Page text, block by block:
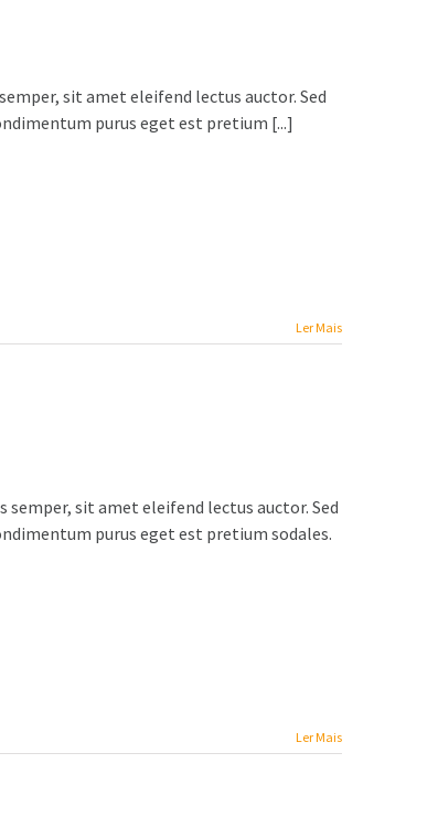
sit amet eleifend lectus auctor. Sed
purus eget est pretium [...]
Ler Mais
sit amet eleifend lectus auctor. Sed
purus eget est pretium sodales.
Ler Mais